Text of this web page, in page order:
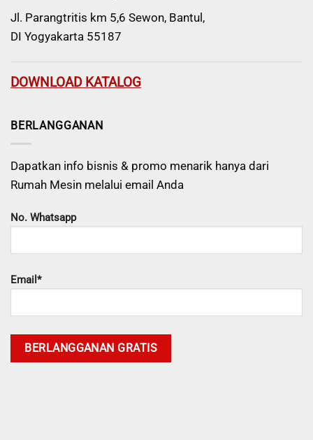
Jl. Parangtritis km 5,6 Sewon, Bantul,
DI Yogyakarta 55187
DOWNLOAD KATALOG
BERLANGGANAN
Dapatkan info bisnis & promo menarik hanya dari
Rumah Mesin melalui email Anda
No. Whatsapp
Email*